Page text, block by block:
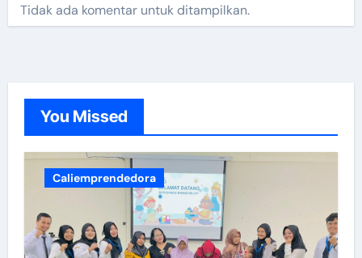
Tidak ada komentar untuk ditampilkan.
You Missed
Caliemprendedora